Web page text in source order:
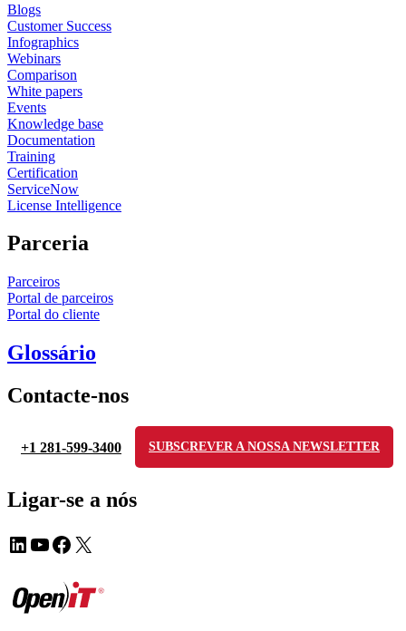
Blogs
Customer Success
Infographics
Webinars
Comparison
White papers
Events
Knowledge base
Documentation
Training
Certification
ServiceNow
License Intelligence
Parceria
Parceiros
Portal de parceiros
Portal do cliente
Glossário
Contacte-nos
+1 281-599-3400 SUBSCREVER A NOSSA NEWSLETTER
Ligar-se a nós